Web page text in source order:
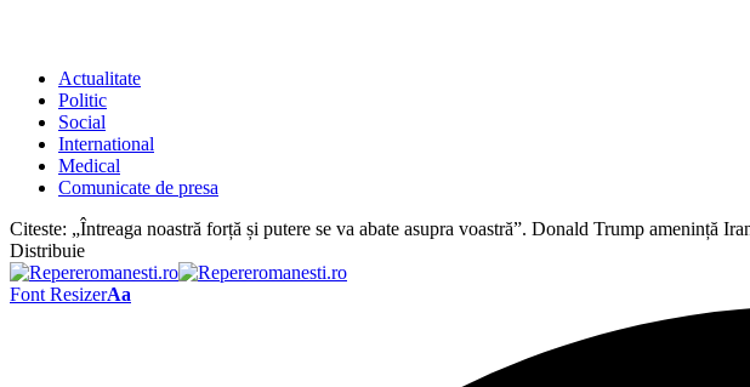
Actualitate
Politic
Social
International
Medical
Comunicate de presa
Citeste: „Întreaga noastră forță și putere se va abate asupra voastră”. Donald Trump amenință
Distribuie
Font ResizerAa